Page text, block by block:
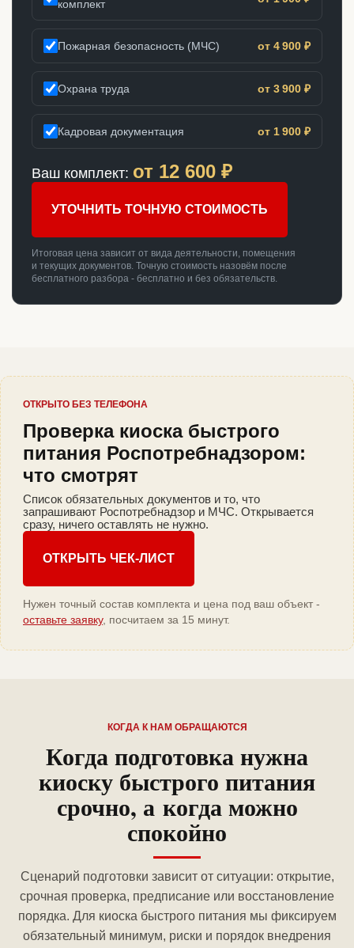
комплект
Пожарная безопасность (МЧС) от 4 900 ₽
Охрана труда от 3 900 ₽
Кадровая документация от 1 900 ₽
Ваш комплект: от 12 600 ₽
УТОЧНИТЬ ТОЧНУЮ СТОИМОСТЬ
Итоговая цена зависит от вида деятельности, помещения
и текущих документов. Точную стоимость назовём после
бесплатного разбора - бесплатно и без обязательств.
ОТКРЫТО БЕЗ ТЕЛЕФОНА
Проверка киоска быстрого
питания Роспотребнадзором:
что смотрят
Список обязательных документов и то, что
запрашивают Роспотребнадзор и МЧС. Открывается
сразу, ничего оставлять не нужно.
ОТКРЫТЬ ЧЕК-ЛИСТ
Нужен точный состав комплекта и цена под ваш объект -
оставьте заявку, посчитаем за 15 минут.
КОГДА К НАМ ОБРАЩАЮТСЯ
Когда подготовка нужна
киоску быстрого питания
срочно, а когда можно
спокойно
Сценарий подготовки зависит от ситуации: открытие,
срочная проверка, предписание или восстановление
порядка. Для киоска быстрого питания мы фиксируем
обязательный минимум, риски и порядок внедрения